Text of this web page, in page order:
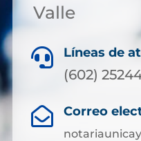
Valle
 Líneas de
(602)
 Correo